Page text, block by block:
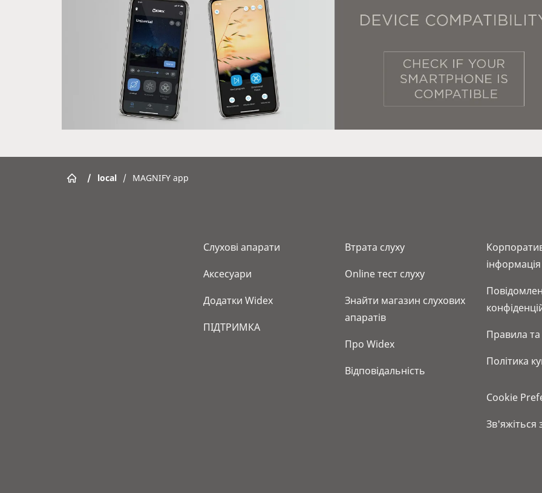
/ local / MAGNIFY app
Слухові апарати
Аксесуари
Додатки Widex
ПІДТРИМКА
Bтрата слуху
Online тест слуху
Знайти магазин слухових
апаратів
Про Widex
Відповідальність
інформація
Правила
Політика
Cookie
Зв'яжіться